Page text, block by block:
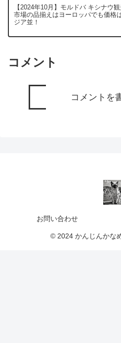
【2024年10月】モルドバ キシナウ
市場の品揃えはヨーロッパでも価格
ジア並！
コメント
コメントを
お問い合わせ
© 2024 かんじんかな